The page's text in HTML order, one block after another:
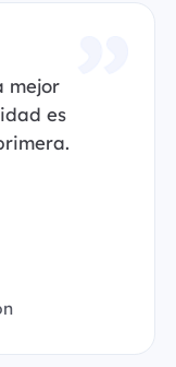
mejor
es